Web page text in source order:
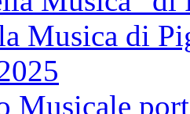
Musica di
Musicale